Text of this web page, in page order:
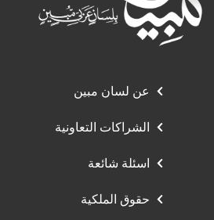
عن لسان مبين
الشراكات التعاونية
اسئلة شائعة
حقوق الملكية